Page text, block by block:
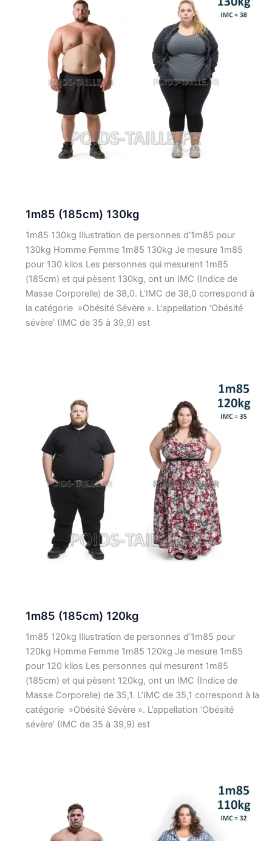
1m85 (185cm) 130kg
1m85 130kg Illustration de personnes d’1m85 pour
130kg Homme Femme 1m85 130kg Je mesure 1m85
pour 130 kilos Les personnes qui mesurent 1m85
(185cm) et qui pèsent 130kg, ont un IMC (Indice de
Masse Corporelle) de 38,0. L’IMC de 38,0 correspond à
la catégorie »Obésité Sévère ». L’appellation ‘Obésité
sévère’ (IMC de 35 à 39,9) est
1m85 (185cm) 120kg
1m85 120kg Illustration de personnes d’1m85 pour
120kg Homme Femme 1m85 120kg Je mesure 1m85
pour 120 kilos Les personnes qui mesurent 1m85
(185cm) et qui pèsent 120kg, ont un IMC (Indice de
Masse Corporelle) de 35,1. L’IMC de 35,1 correspond à la
catégorie »Obésité Sévère ». L’appellation ‘Obésité
sévère’ (IMC de 35 à 39,9) est